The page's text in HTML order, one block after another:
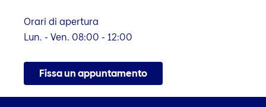
Orari di apertura
Lun. - Ven. 08:00 - 12:00
Fissa un appuntamento